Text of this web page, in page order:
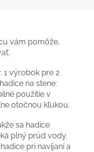
vám pomôže,
1 výrobok pre 2
na stene:
použitie v
otočnou kľukou.
sa hadice
plný prúd vody.
pri navíjaní a